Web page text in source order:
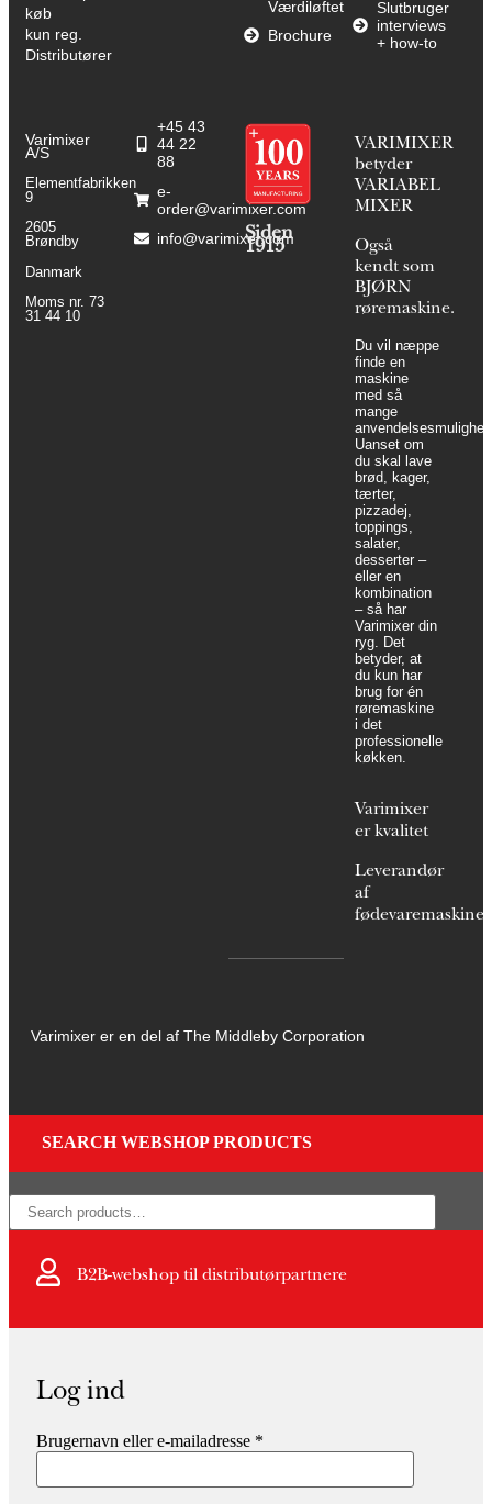
køb
kun reg.
Distributører
Værdiløftet
Brochure
Slutbruger
interviews
+ how-to
Varimixer
A/S
Elementfabrikken
9
2605
Brøndby
Danmark
Moms nr. 73
31 44 10
+45 43
44 22
88
e-
order@varimixer.com
info@varimixer.com
Siden
1915
VARIMIXER
betyder
VARIABEL
MIXER
Også
kendt som
BJØRN
røremaskine.
Du vil næppe
finde en
maskine
med så
mange
Uanset om
du skal lave
brød, kager,
tærter,
pizzadej,
toppings,
salater,
desserter –
eller en
kombination
– så har
Varimixer din
ryg. Det
betyder, at
du kun har
brug for én
røremaskine
i det
professionelle
køkken.
Varimixer
er kvalitet
Leverandør
af
fødevaremaskiner
Varimixer er en del af The Middleby Corporation
SEARCH WEBSHOP PRODUCTS
×
B2B-webshop til distributørpartnere
Log ind
Brugernavn eller e-mailadresse *